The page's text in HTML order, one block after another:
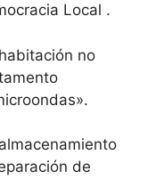
Local .
no
de